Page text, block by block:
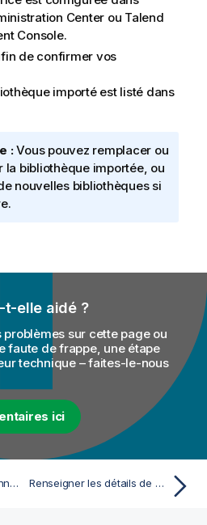
Center ou Talend
Console.
de confirmer vos
importé est listé dans
:Vous pouvez remplacer ou
la bibliothèque importée, ou
nouvelles bibliothèques si
t-elle aidé ?
sur cette page ou
faute de frappe, une étape
technique – faites-le-nous
ici
Centraliser des métadonnées JDBC Renseigner les détails de connexion JDBC